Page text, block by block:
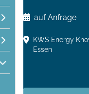
auf Anfrage
KWS Energy
Essen